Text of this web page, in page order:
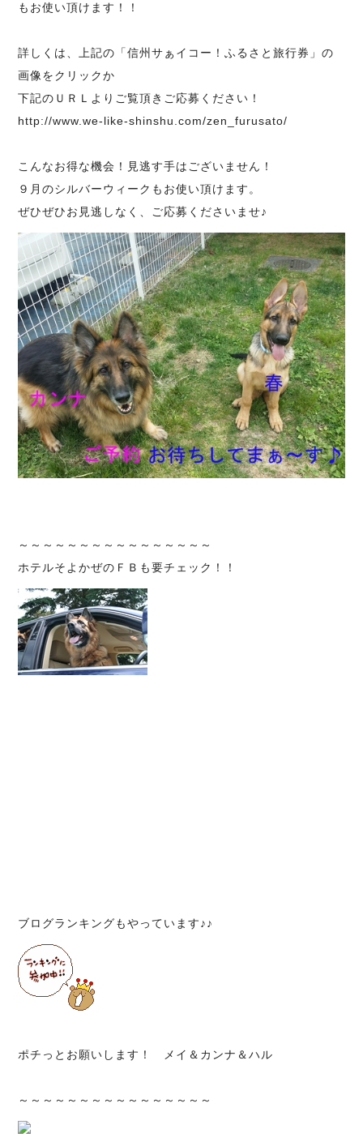
もお使い頂けます！！
詳しくは、上記の「信州サぁイコー！ふるさと旅行券」の
画像をクリックか
下記のＵＲＬよりご覧頂きご応募ください！
http://www.we-like-shinshu.com/zen_furusato/
こんなお得な機会！見逃す手はございません！
９月のシルバーウィークもお使い頂けます。
ぜひぜひお見逃しなく、ご応募くださいませ♪
～～～～～～～～～～～～～～～～
ホテルそよかぜのＦＢも要チェック！！
ブログランキングもやっています♪♪
ポチっとお願いします！ メイ＆カンナ＆ハル
～～～～～～～～～～～～～～～～